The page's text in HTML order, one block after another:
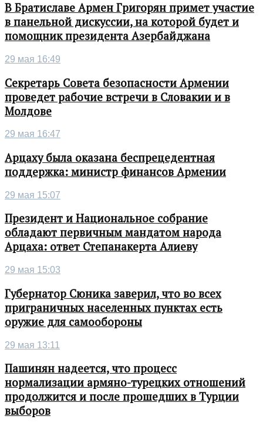
В Братиславе Армен Григорян примет участие
в панельной дискуссии, на которой будет и
помощник президента Азербайджана
29 мая 16:49
Секретарь Совета безопасности Армении
проведет рабочие встречи в Словакии и в
Молдове
29 мая 16:47
Арцаху была оказана беспрецедентная
поддержка: министр финансов Армении
29 мая 15:07
Президент и Национальное собрание
обладают первичным мандатом народа
Арцаха: ответ Степанакерта Алиеву
29 мая 15:03
Губернатор Сюника заверил, что во всех
приграничных населенных пунктах есть
оружие для самообороны
29 мая 13:11
Пашинян надеется, что процесс
нормализации армяно-турецких отношений
продолжится и после прошедших в Турции
выборов